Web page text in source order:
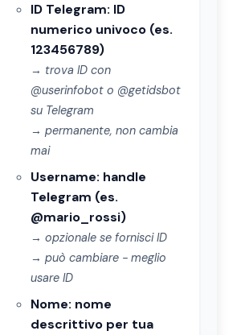
ID Telegram: ID
numerico univoco (es.
123456789)
→ trova ID con
@userinfobot o @getidsbot
su Telegram
→ permanente, non cambia
mai
Username: handle
Telegram (es.
@mario_rossi)
→ opzionale se fornisci ID
→ può cambiare - meglio
usare ID
Nome: nome
descrittivo per tua